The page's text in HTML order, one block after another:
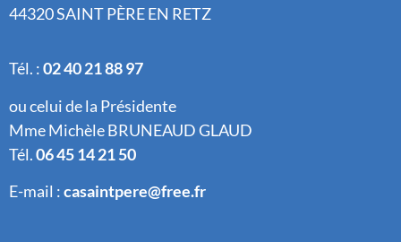
44320 SAINT PÈRE EN RETZ
Tél. :02 40 21 88 97
ou celui de la Présidente
Mme Michèle BRUNEAUD GLAUD
Tél.06 45 14 21 50
E-mail :casaintpere@free.fr